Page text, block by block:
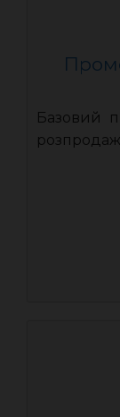
Базовий
розпродаж